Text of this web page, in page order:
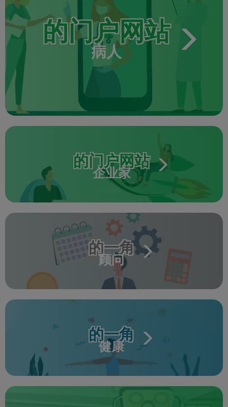
的门户网站
病人
的门户网站
企业家
的一角
顾问
的一角
健康